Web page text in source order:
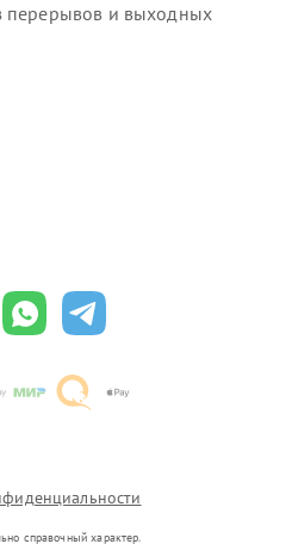
и выходных
справочный характер.